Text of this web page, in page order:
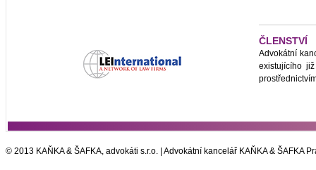
ČLENSTVÍ
Advokátní
existujícího
© 2013 KAŇKA & ŠAFKA, advokáti s.r.o. | Advokátní kancelář KAŇKA & ŠAFKA